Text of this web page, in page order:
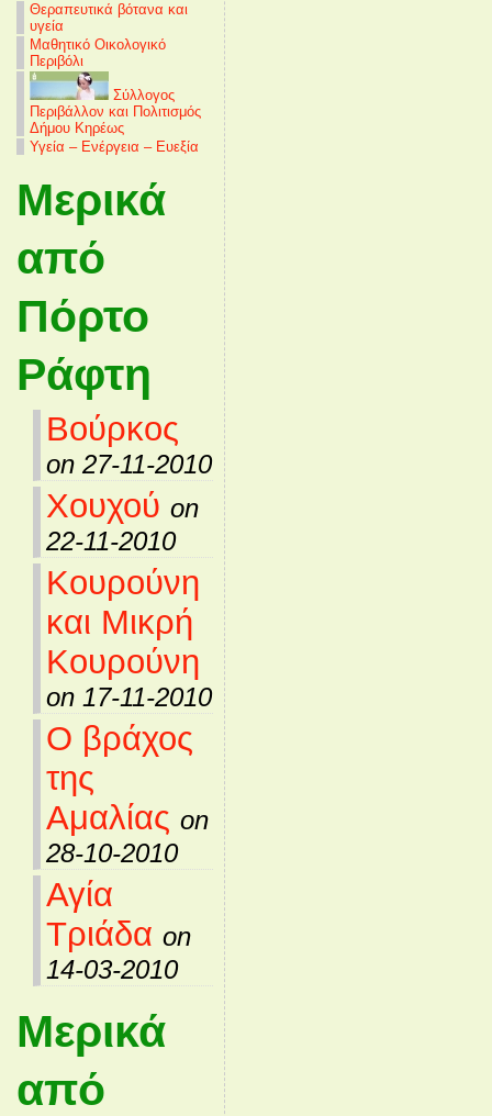
Θεραπευτικά βότανα και
υγεία
Μαθητικό Οικολογικό
Περιβόλι
Σύλλογος
Περιβάλλον και Πολιτισμός
Δήμου Κηρέως
Υγεία – Ενέργεια – Ευεξία
Μερικά
από
Πόρτο
Ράφτη
Βούρκος
on 27-11-2010
Χουχού on
22-11-2010
Κουρούνη
και Μικρή
Κουρούνη
on 17-11-2010
Ο βράχος
της
Αμαλίας on
28-10-2010
Αγία
Τριάδα on
14-03-2010
Μερικά
από